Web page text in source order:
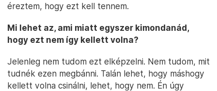
éreztem, hogy ezt kell tennem.
Mi lehet az, ami miatt egyszer kimondanád,
hogy ezt nem így kellett volna?
Jelenleg nem tudom ezt elképzelni. Nem tudom, mit
tudnék ezen megbánni. Talán lehet, hogy máshogy
kellett volna csinálni, lehet, hogy nem. Én úgy